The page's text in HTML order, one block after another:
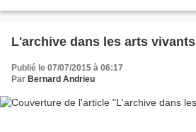
L'archive dans les arts vivants
Publié le 07/07/2015 à 06:17
Par Bernard Andrieu